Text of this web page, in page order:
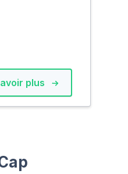
plus